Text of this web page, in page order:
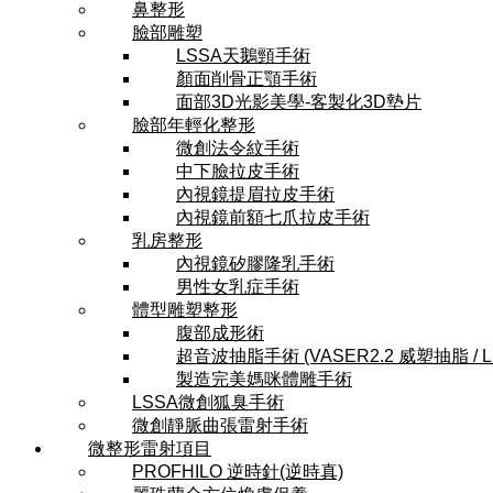
鼻整形
臉部雕塑
LSSA天鵝頸手術
顏面削骨正顎手術
面部3D光影美學-客製化3D墊片
臉部年輕化整形
微創法令紋手術
中下臉拉皮手術
內視鏡提眉拉皮手術
內視鏡前額七爪拉皮手術
乳房整形
內視鏡矽膠隆乳手術
男性女乳症手術
體型雕塑整形
腹部成形術
超音波抽脂手術 (VASER2.2 威塑抽脂 /
製造完美媽咪體雕手術
LSSA微創狐臭手術
微創靜脈曲張雷射手術
微整形雷射項目
PROFHILO 逆時針(逆時真)